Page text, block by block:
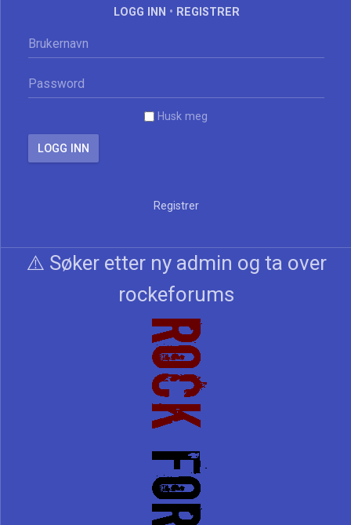
LOGG INN • REGISTRER
Husk meg
Registrer
⚠️ Søker etter ny admin og ta over
rockeforums